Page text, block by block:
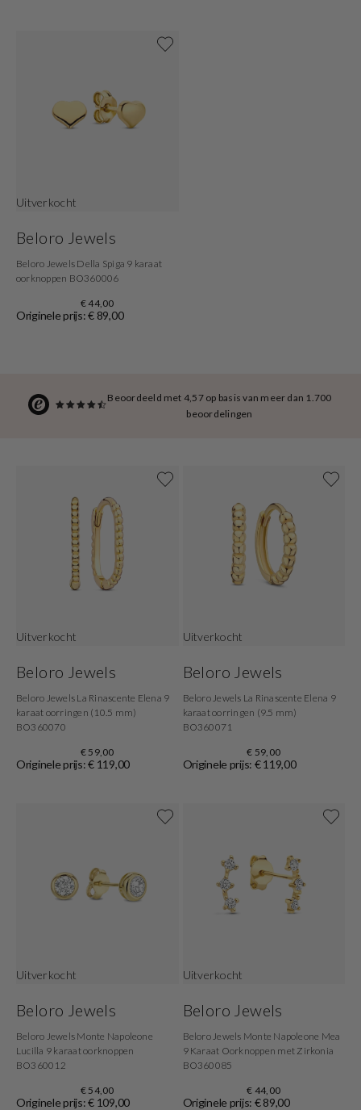
Beoordeeld met 4,57 op basis van meer dan 1.700
beoordelingen
Uitverkocht
Beloro Jewels
Beloro Jewels Della Spiga 9 karaat
oorknoppen BO360006
€ 44,00
Originele prijs: € 89,00
Uitverkocht
Beloro Jewels
Beloro Jewels La Rinascente Elena 9
karaat oorringen (10.5 mm)
BO360070
€ 59,00
Originele prijs: € 119,00
Uitverkocht
Beloro Jewels
Beloro Jewels La Rinascente Elena 9
karaat oorringen (9.5 mm)
BO360071
€ 59,00
Originele prijs: € 119,00
Uitverkocht
Beloro Jewels
Beloro Jewels Monte Napoleone
Lucilla 9 karaat oorknoppen
BO360012
€ 54,00
Originele prijs: € 109,00
Uitverkocht
Beloro Jewels
Beloro Jewels Monte Napoleone Mea
9 Karaat Oorknoppen met Zirkonia
BO360085
€ 44,00
Originele prijs: € 89,00